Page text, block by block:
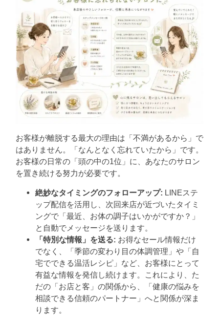
お客様が離脱する最大の理由は「不満があるから」で
はありません。「なんとなく忘れていたから」です。
お客様の日常の「頭の中の1位」に、あなたのサロン
を置き続ける努力が必要です。
絶妙なタイミングのフォローアップ: LINEステ
ップ配信を活用し、次回来店が近づいたタイミ
ングで「最近、お体の調子はいかがですか？」
と自動でメッセージを送ります。
「特別な情報」を送る: お得なセール情報だけ
でなく、「季節の変わり目の体調管理」や「自
宅でできる温活レシピ」など、お客様にとって
有益な情報を発信し続けます。これにより、た
だの「お店と客」の関係から、「健康の悩みを
相談できる信頼のパートナー」へと関係が深ま
ります。